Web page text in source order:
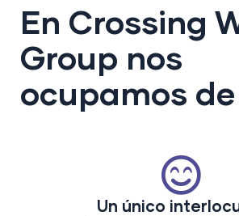
En Crossing
Group nos
ocupamos
Un único